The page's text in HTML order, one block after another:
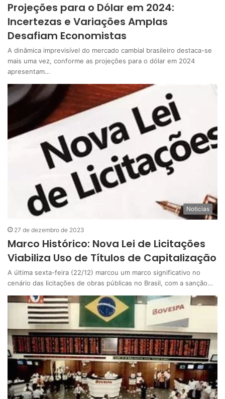
Projeções para o Dólar em 2024:
Incertezas e Variações Amplas
Desafiam Economistas
A dinâmica imprevisível do mercado cambial brasileiro destaca-se
mais uma vez, conforme as projeções para o dólar em 2024
apresentam…
Noticias
27 de dezembro de 2023
Marco Histórico: Nova Lei de Licitações
Viabiliza Uso de Títulos de Capitalização
A última sexta-feira (22/12) marcou um marco significativo no
cenário das licitações de obras públicas no Brasil, com a sanção…